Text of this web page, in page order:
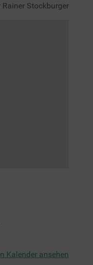
Stockburger
Kalender ansehen